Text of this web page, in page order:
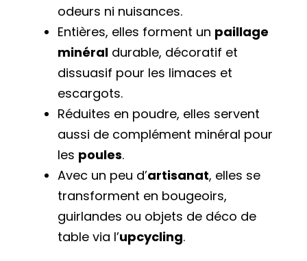
odeurs ni nuisances.
Entières, elles forment un paillage
minéral durable, décoratif et
dissuasif pour les limaces et
escargots.
Réduites en poudre, elles servent
aussi de complément minéral pour
les poules.
Avec un peu d’artisanat, elles se
transforment en bougeoirs,
guirlandes ou objets de déco de
table via l’upcycling.